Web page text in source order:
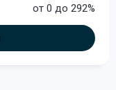
от 0 до 292%